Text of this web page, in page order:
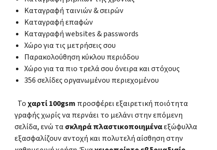
Καταγραφή ταινιών & σειρών
Καταγραφή επαφών
Καταγραφή websites & passwords
Χώρο για τις μετρήσεις σου
Παρακολούθηση κύκλου περιόδου
Χώρο για τα πιο τρελά σου όνειρα και στόχους
356 σελίδες οργανωμένου περιεχομένου
Τοχαρτί 100gsm προσφέρει εξαιρετική ποιότητα
γραφής χωρίς να περνάει το μελάνι στην επόμενη
σελίδα, ενώ τασκληρά πλαστικοποιημέναεξώφυλλα
εξασφαλίζουν αντοχή και πολυτελή αίσθηση στην